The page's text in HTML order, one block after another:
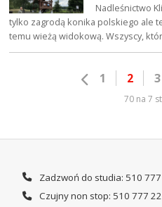
Nadleśnictwo
tylko zagrodą konika polskiego ale
temu wieżą widokową. Wszyscy,
1 2 3
70 na 7
Zadzwoń do studia: 510
Czujny non stop: 510 777